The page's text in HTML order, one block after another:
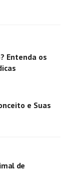
Entenda os
e Suas
de